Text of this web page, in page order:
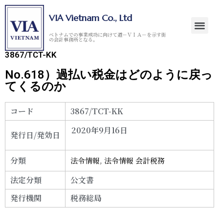
VIA Vietnam Co., Ltd
ベトナムでの事業成功に向けて道－ＶＩＡ－を示す街
の会計事務所となる。
3867/TCT-KK
No.618）過払い税金はどのように戻っ
てくるのか
コード 3867/TCT-KK
発行日/発効日 2020年9月16日
分類 法令情報,法令情報 会計税務
法定分類
公文書
発行機関
税務総局